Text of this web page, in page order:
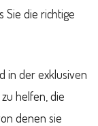
Sie die richtige
in der exklusiven
helfen, die
denen sie